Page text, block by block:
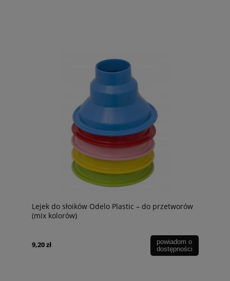
Lejek do słoików Odelo Plastic – do przetworów
(mix kolorów)
9,20 zł
powiadom o
dostępności